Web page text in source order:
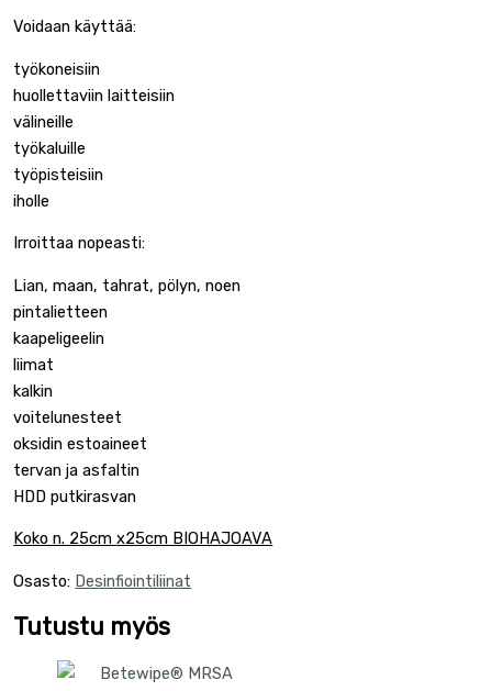
Voidaan käyttää:
työkoneisiin
huollettaviin laitteisiin
välineille
työkaluille
työpisteisiin
iholle
Irroittaa nopeasti:
Lian, maan, tahrat, pölyn, noen
pintalietteen
kaapeligeelin
liimat
kalkin
voitelunesteet
oksidin estoaineet
tervan ja asfaltin
HDD putkirasvan
Koko n. 25cm x25cm BIOHAJOAVA
Osasto: Desinfiointiliinat
Tutustu myös